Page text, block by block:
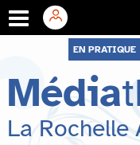
menu
contenu
recherche
EN PRATIQUE
Média
La Rochelle